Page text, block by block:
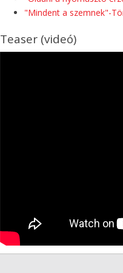
"Mindent a szemnek"-
Teaser (videó)